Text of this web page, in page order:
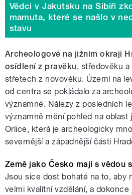
Vědci v Jakutsku na Sibiři
mamuta, které se našlo v
stavu
Archeologové na jižním okraji
osídlení z pravěku, středověku
střetech z novověku. Území na
od centra se pokládalo za
významné. Nálezy z posledních
významně mění pohled na oblast
Orlice, která je archeologicky
severnější a západnější části
Země jako Česko mají s vědou
Jsou sice dost bohaté na to, aby
velmi kvalitní vzdělání, a dokonce